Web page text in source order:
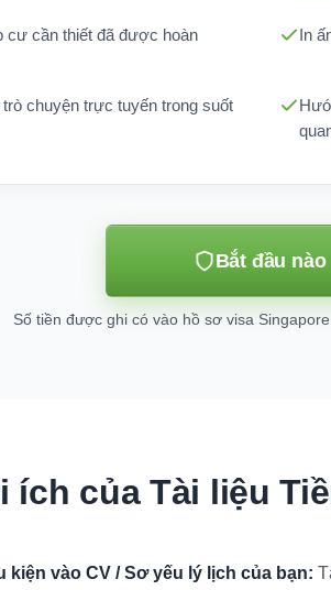
cư cần thiết đã được hoàn
In
chuyện trực tuyến trong suốt
Bắt đầu nào
Số tiền được ghi có vào hồ sơ visa
ích của Tài liệu
kiện vào CV / Sơ yếu lý lịch của bạn: